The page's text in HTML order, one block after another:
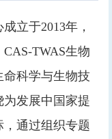
立于2013年，
TWAS生物
科学与生物技
发展中国家提
通过组织专题